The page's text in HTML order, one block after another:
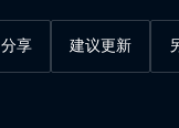
分享 建议更新